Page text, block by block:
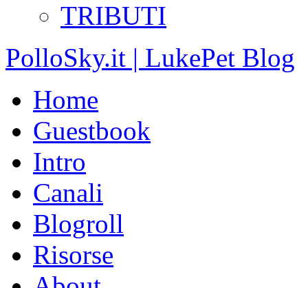
TRIBUTI
PolloSky.it | LukePet Blog
Home
Guestbook
Intro
Canali
Blogroll
Risorse